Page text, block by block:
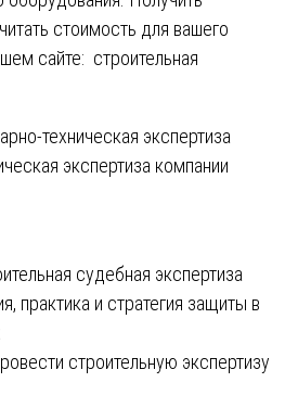
стоимость для вашего
сайте: строительная
техническая экспертиза
экспертиза компании
судебная экспертиза
практика и стратегия защиты в
строительную экспертизу